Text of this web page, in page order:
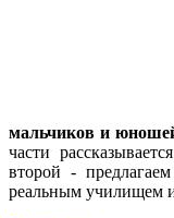
мальчиков и
части
второй -
реальным училищем